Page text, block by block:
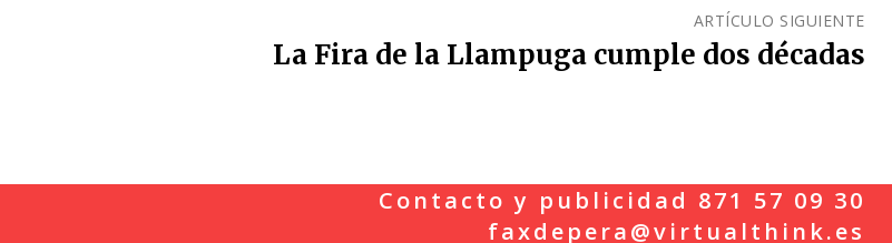
ARTÍCULO SIGUIENTE
La Fira de la Llampuga cumple dos décadas
Contacto y publicidad 871 57 09 30
faxdepera@virtualthink.es